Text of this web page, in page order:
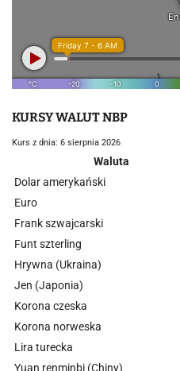
KURSY WALUT NBP
Kurs z dnia: 6 sierpnia 2026
Waluta
Dolar amerykański
Euro
Frank szwajcarski
Funt szterling
Hrywna (Ukraina)
Jen (Japonia)
Korona czeska
Korona norweska
Lira turecka
Yuan renminbi (Chiny)